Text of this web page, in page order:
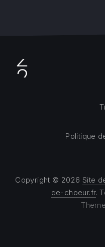
Copyright © 2026 Site
de-choeur.fr.
Politique